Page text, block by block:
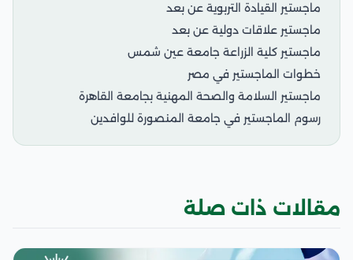
ماجستير القيادة التربوية عن بعد
ماجستير علاقات دولية عن بعد
ماجستير كلية الزراعة جامعة عين شمس
خطوات الماجستير في مصر
ماجستير السلامة والصحة المهنية بجامعة القاهرة
رسوم الماجستير في جامعة المنصورة للوافدين
مقالات ذات صلة